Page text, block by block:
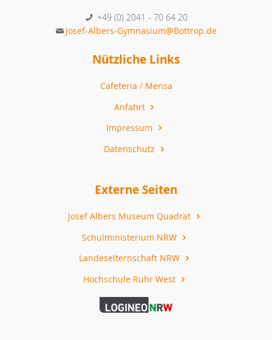
+49 (0) 2041 - 70 64 20
Josef-Albers-Gymnasium@Bottrop.de
Nützliche Links
Cafeteria / Mensa
Anfahrt
Impressum
Datenschutz
Externe Seiten
Josef Albers Museum Quadrat
Schulministerium NRW
Landeselternschaft NRW
Hochschule Ruhr West